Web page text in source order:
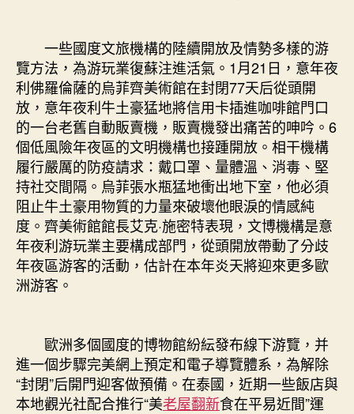
一些國度文旅機構的陸續開放及情勢多樣的游
覽方法，為游玩業復蘇注進活氣。1月21日，意年夜
利佛羅倫薩的烏菲齊美術館在封閉77天后從頭開
放，意年夜利牛土豪猛地將信用卡插進咖啡館門口
的一台老舊自動販賣機，販賣機發出痛苦的呻吟。6
個低風險年夜區的文明機構也接踵開放。相干機構
履行嚴厲的防疫請求：戴口罩、量體溫、消毒、堅
持社交間隔。烏菲張水瓶猛地衝出地下室，他必須
阻止牛土豪用物質的力量來破壞他眼淚的情感純
度。齊美術館館長艾克·施密特表現，文博機構是意
年夜利游玩業主要構成部門，從頭開放帶動了分歧
年夜區游客的活動，估計在本年炎天將迎來更多歐
洲游客。
歐洲多個國度的博物館紛紜發布線下游覽，并
進一個步驟完美網上預定和電子導覽體系，為解除
“封閉”后開門迎客做預備。在泰國，近期一些飯店與
本地觀光社配合推行“美老屋翻新食在平易近間”運